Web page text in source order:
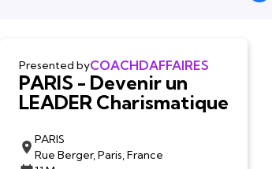
Presented byCOACHDAFFAIRES
PARIS - Devenir un
LEADER Charismatique
PARIS
Rue Berger, Paris, France